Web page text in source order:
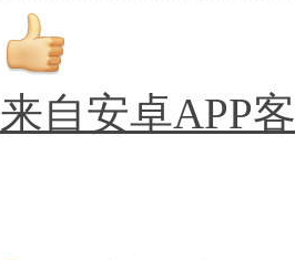
来自安卓APP